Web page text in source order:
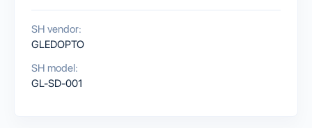
SH vendor:
GLEDOPTO
SH model:
GL-SD-001